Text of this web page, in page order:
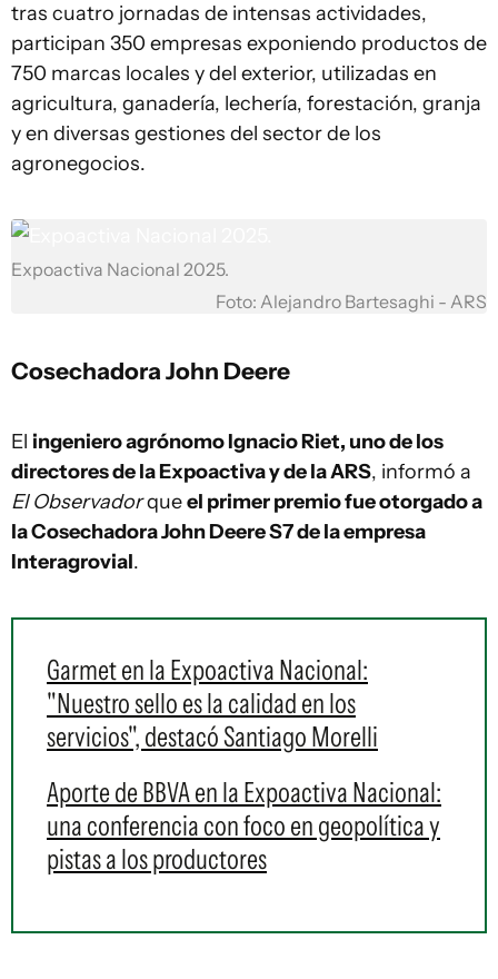
tras cuatro jornadas de intensas actividades,
participan 350 empresas exponiendo productos de
750 marcas locales y del exterior, utilizadas en
agricultura, ganadería, lechería, forestación, granja
y en diversas gestiones del sector de los
agronegocios.
Expoactiva Nacional 2025.
Foto: Alejandro Bartesaghi - ARS
Cosechadora John Deere
El ingeniero agrónomo Ignacio Riet, uno de los
directores de la Expoactiva y de la ARS, informó a
El Observadorqueel primer premio fue otorgado a
la Cosechadora John Deere S7 de la empresa
Interagrovial.
Garmet en la Expoactiva Nacional:
"Nuestro sello es la calidad en los
servicios", destacó Santiago Morelli
Aporte de BBVA en la Expoactiva Nacional:
una conferencia con foco en geopolítica y
pistas a los productores